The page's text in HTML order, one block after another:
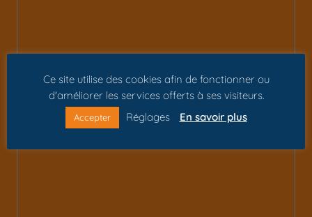
Ce site utilise des cookies afin de fonctionner ou
d'améliorer les services offerts à ses visiteurs.
Accepter Réglages En savoir plus